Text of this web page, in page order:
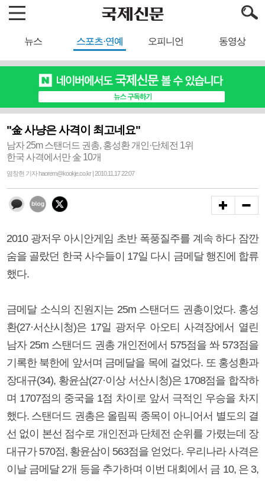
뉴스 스포츠·연예 오피니언 동영상
"金 사냥은 사격이 최고네요"
남자 25m 스탠더드 권총, 홍성환 개인·단체전 1위
한국 사격에서만 金 10개
염창현 기자 haorem@kookje.co.kr | 2010.11.17 22:07
2010 광저우 아시안게임 초반 폭풍질주를 계속 하다 잠깐
숨을 골랐던 한국 사수들이 17일 다시 금메달 행진에 합류
했다.
금메달 소식의 진원지는 25m 스탠더드 권총이었다. 홍성
환(27·서산시청)은 17일 광저우 아오티 사격장에서 열린
남자 25m 스탠더드 권총 개인전에서 575점을 쏴 573점을
기록한 북한에 앞서며 금메달을 목에 걸었다. 또 홍성환과
장대규(34), 황윤삼(27·이상 서산시청)은 1708점을 합작하
며 1707점의 중국을 1점 차이로 앞서 극적인 우승을 차지
했다. 스탠더드 권총은 올림픽 종목이 아니어서 별도의 결
선 없이 본선 점수로 개인전과 단체전 순위를 가렸는데 장
대규가 570점, 황윤삼이 563점을 얻었다. 우리나라 사격은
이날 금메달 2개 등을 추가하며 이번 대회에서 금 10, 은 3,